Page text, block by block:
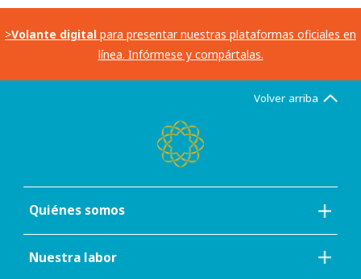
>Volante digital para presentar nuestras plataformas oficiales en
línea. Infórmese y compártalas.
Volver arriba
Quiénes somos
Nuestra labor